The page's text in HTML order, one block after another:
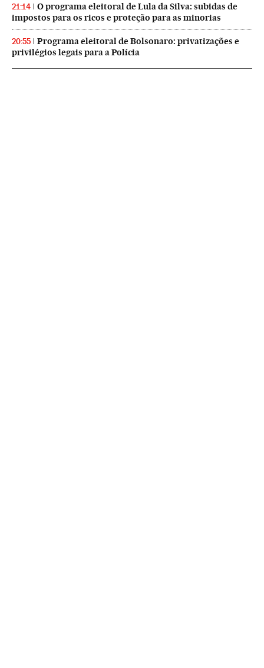
21:14
O programa eleitoral de Lula da Silva: subidas de
impostos para os ricos e proteção para as minorias
20:55
Programa eleitoral de Bolsonaro: privatizações e
privilégios legais para a Polícia